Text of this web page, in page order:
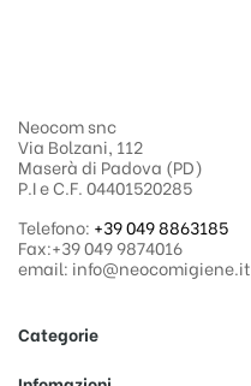
Neocom snc
Via Bolzani, 112
Maserà di Padova (PD)
P.I e C.F. 04401520285
Telefono: +39 049 8863185
Fax:+39 049 9874016
email: info@neocomigiene.it
Categorie